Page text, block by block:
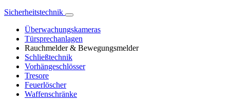
Sicherheitstechnik
Überwachungskameras
Türsprechanlagen
Rauchmelder & Bewegungsmelder
Schließtechnik
Vorhängeschlösser
Tresore
Feuerlöscher
Waffenschränke